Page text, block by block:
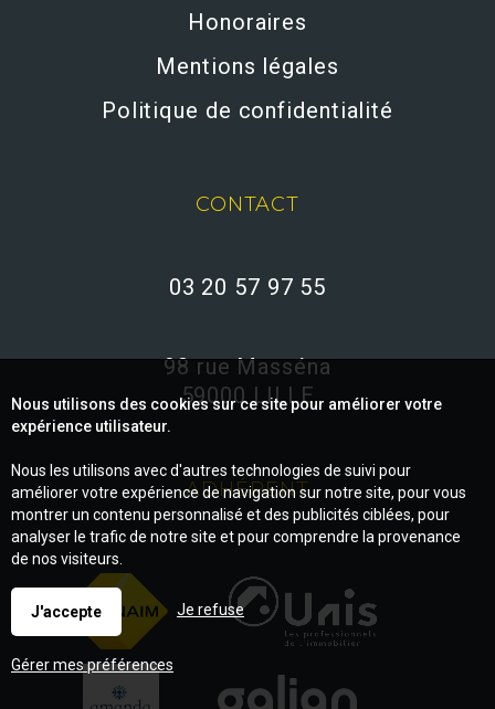
Honoraires
Mentions légales
Politique de confidentialité
CONTACT
03 20 57 97 55
98 rue Masséna
59000 LILLE
ADHÉRENT
Nous utilisons des cookies sur ce site pour améliorer votre
expérience utilisateur.
Nous les utilisons avec d'autres technologies de suivi pour
améliorer votre expérience de navigation sur notre site, pour vous
montrer un contenu personnalisé et des publicités ciblées, pour
analyser le trafic de notre site et pour comprendre la provenance
de nos visiteurs.
J'accepte Je refuse
Gérer mes préférences